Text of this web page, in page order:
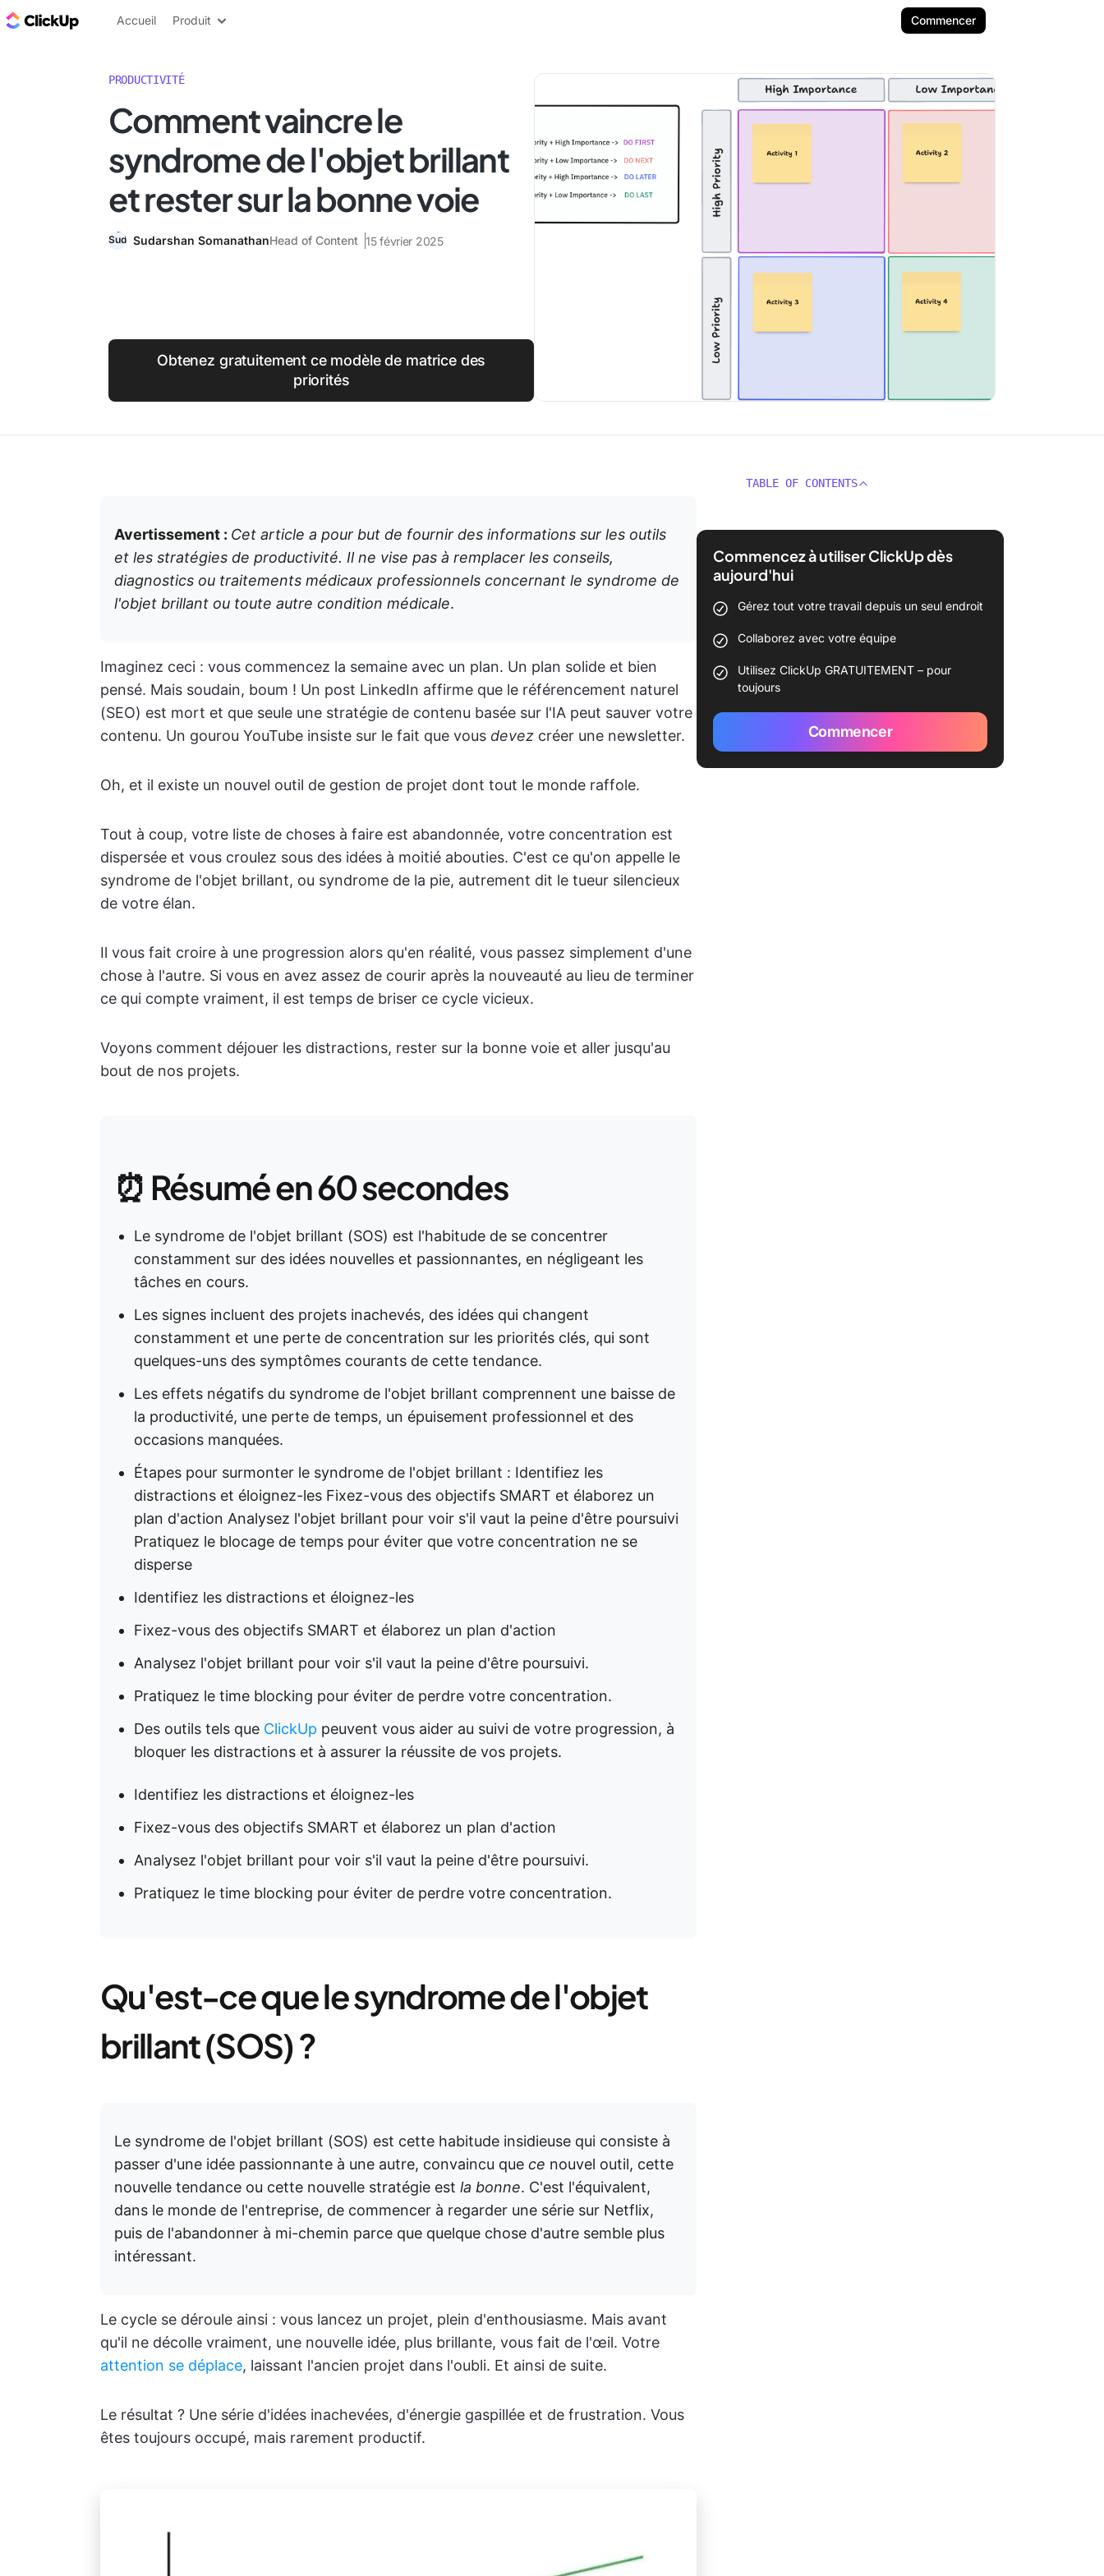
ClickUp Blog
Accueil Produit Commencer
PRODUCTIVITÉ
Comment vaincre le
syndrome de l'objet brillant
et rester sur la bonne voie
Sudarshan SomanathanHead of Content 15 février 2025
Obtenez gratuitement ce modèle de matrice des
priorités
Avertissement : Cet article a pour but de fournir des informations sur les outils
et les stratégies de productivité. Il ne vise pas à remplacer les conseils,
diagnostics ou traitements médicaux professionnels concernant le syndrome de
l'objet brillant ou toute autre condition médicale.
Imaginez ceci : vous commencez la semaine avec un plan. Un plan solide et bien
pensé. Mais soudain, boum ! Un post LinkedIn affirme que le référencement naturel
(SEO) est mort et que seule une stratégie de contenu basée sur l'IA peut sauver votre
contenu. Un gourou YouTube insiste sur le fait que vous devez créer une newsletter.
Oh, et il existe un nouvel outil de gestion de projet dont tout le monde raffole.
Tout à coup, votre liste de choses à faire est abandonnée, votre concentration est
dispersée et vous croulez sous des idées à moitié abouties. C'est ce qu'on appelle le
syndrome de l'objet brillant, ou syndrome de la pie, autrement dit le tueur silencieux
de votre élan.
Il vous fait croire à une progression alors qu'en réalité, vous passez simplement d'une
chose à l'autre. Si vous en avez assez de courir après la nouveauté au lieu de terminer
ce qui compte vraiment, il est temps de briser ce cycle vicieux.
Voyons comment déjouer les distractions, rester sur la bonne voie et aller jusqu'au
bout de nos projets.
⏰ Résumé en 60 secondes
Le syndrome de l'objet brillant (SOS) est l'habitude de se concentrer
constamment sur des idées nouvelles et passionnantes, en négligeant les
tâches en cours.
Les signes incluent des projets inachevés, des idées qui changent
constamment et une perte de concentration sur les priorités clés, qui sont
quelques-uns des symptômes courants de cette tendance.
Les effets négatifs du syndrome de l'objet brillant comprennent une baisse de
la productivité, une perte de temps, un épuisement professionnel et des
occasions manquées.
Étapes pour surmonter le syndrome de l'objet brillant : Identifiez les
distractions et éloignez-les Fixez-vous des objectifs SMART et élaborez un
plan d'action Analysez l'objet brillant pour voir s'il vaut la peine d'être poursuivi
Pratiquez le blocage de temps pour éviter que votre concentration ne se
disperse
Identifiez les distractions et éloignez-les
Fixez-vous des objectifs SMART et élaborez un plan d'action
Analysez l'objet brillant pour voir s'il vaut la peine d'être poursuivi.
Pratiquez le time blocking pour éviter de perdre votre concentration.
Des outils tels que ClickUp peuvent vous aider au suivi de votre progression, à
bloquer les distractions et à assurer la réussite de vos projets.
Identifiez les distractions et éloignez-les
Fixez-vous des objectifs SMART et élaborez un plan d'action
Analysez l'objet brillant pour voir s'il vaut la peine d'être poursuivi.
Pratiquez le time blocking pour éviter de perdre votre concentration.
Qu'est-ce que le syndrome de l'objet
brillant (SOS) ?
Le syndrome de l'objet brillant (SOS) est cette habitude insidieuse qui consiste à
passer d'une idée passionnante à une autre, convaincu que ce nouvel outil, cette
nouvelle tendance ou cette nouvelle stratégie est la bonne. C'est l'équivalent,
dans le monde de l'entreprise, de commencer à regarder une série sur Netflix,
puis de l'abandonner à mi-chemin parce que quelque chose d'autre semble plus
intéressant.
Le cycle se déroule ainsi : vous lancez un projet, plein d'enthousiasme. Mais avant
qu'il ne décolle vraiment, une nouvelle idée, plus brillante, vous fait de l'œil. Votre
attention se déplace, laissant l'ancien projet dans l'oubli. Et ainsi de suite.
Le résultat ? Une série d'idées inachevées, d'énergie gaspillée et de frustration. Vous
êtes toujours occupé, mais rarement productif.
TABLE OF CONTENTS
Commencez à utiliser ClickUp dès
aujourd'hui
Gérez tout votre travail depuis un seul endroit
Collaborez avec votre équipe
Utilisez ClickUp GRATUITEMENT – pour
toujours
Commencer